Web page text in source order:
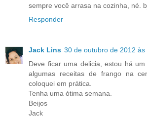
sempre você arrasa na cozinha, né.
Responder
Jack Lins 30 de outubro de 2012 às
Deve ficar uma delicia, estou há
algumas receitas de frango na
coloquei em prática.
Tenha uma ótima semana.
Beijos
Jack